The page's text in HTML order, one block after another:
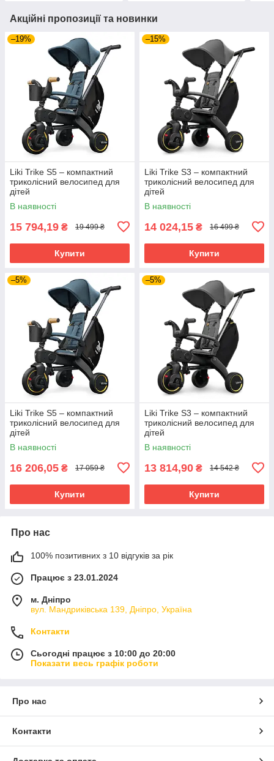
Акційні пропозиції та новинки
–19%
Liki Trike S5 – компактний
триколісний велосипед для
дітей
В наявності
15 794,19 ₴ 19 499 ₴
Купити
–15%
Liki Trike S3 – компактний
триколісний велосипед для
дітей
В наявності
14 024,15 ₴ 16 499 ₴
Купити
–5%
Liki Trike S5 – компактний
триколісний велосипед для
дітей
В наявності
16 206,05 ₴ 17 059 ₴
Купити
–5%
Liki Trike S3 – компактний
триколісний велосипед для
дітей
В наявності
13 814,90 ₴ 14 542 ₴
Купити
Про нас
100% позитивних з 10 відгуків за рік
Працює з 23.01.2024
м. Дніпро
вул. Мандриківська 139, Дніпро, Україна
Контакти
Сьогодні працює з 10:00 до 20:00
Показати весь графік роботи
Про нас
Контакти